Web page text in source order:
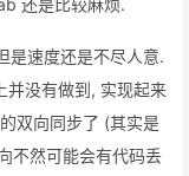
还是比较麻烦.
是速度还是不尽人意.
并没有做到, 实现起来
双向同步了 (其实是
不然可能会有代码丢